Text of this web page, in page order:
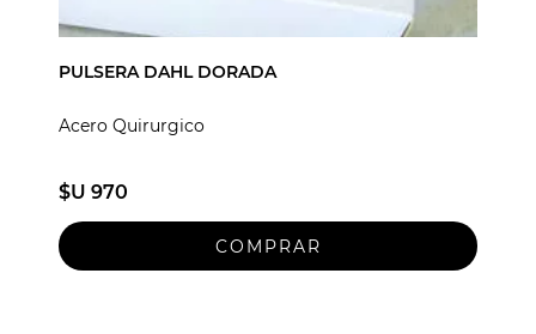
PULSERA DAHL DORADA
Acero Quirurgico
$U 970